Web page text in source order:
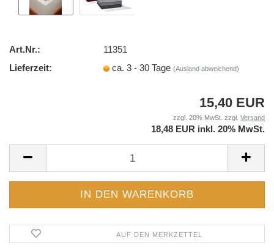
Art.Nr.:
11351
Lieferzeit:
ca. 3 - 30 Tage(Ausland abweichend)
15,40 EUR
zzgl. 20% MwSt. zzgl. Versand
18,48 EUR inkl. 20% MwSt.
AUF DEN MERKZETTEL